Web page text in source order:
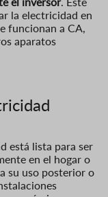
la electricidad en
funcionan a CA,
aparatos
está lista para ser
en el hogar o
su uso posterior o